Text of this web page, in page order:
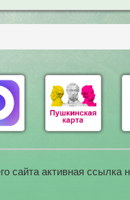
сайта активная ссылка